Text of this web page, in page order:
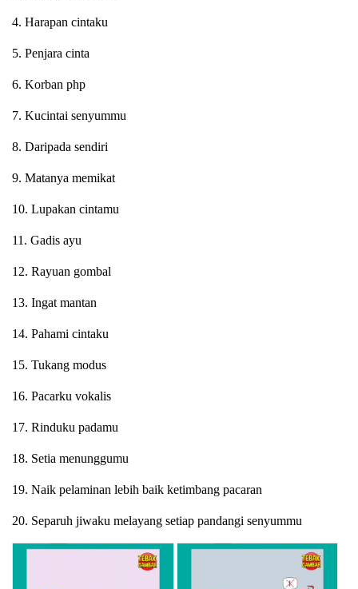
4. Harapan cintaku
5. Penjara cinta
6. Korban php
7. Kucintai senyummu
8. Daripada sendiri
9. Matanya memikat
10. Lupakan cintamu
11. Gadis ayu
12. Rayuan gombal
13. Ingat mantan
14. Pahami cintaku
15. Tukang modus
16. Pacarku vokalis
17. Rinduku padamu
18. Setia menunggumu
19. Naik pelaminan lebih baik ketimbang pacaran
20. Separuh jiwaku melayang setiap pandangi senyummu